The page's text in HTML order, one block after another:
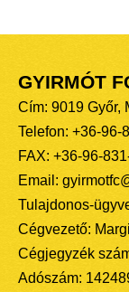
GYIRMÓT
Cím: 9019 Győr,
Telefon: +36-96-
FAX: +36-96-
Email:
Tulajdonos-
Cégvezető:
Cégjegyzék
Adószám: